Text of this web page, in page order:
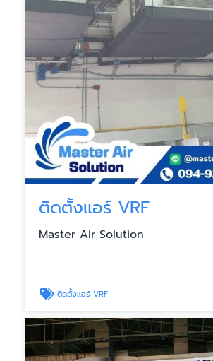
ติดตั้งแอร์ VRF
Master Air Solution
ติดตั้งแอร์ VRF